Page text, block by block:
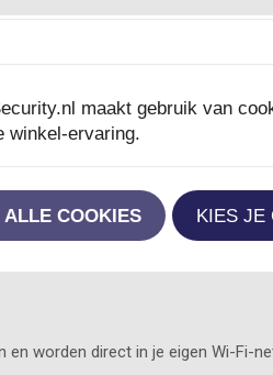
een automatische opname
app. Stel bijvoorbeeld in dat hij
bepaal je wat wel en niet in de
Deze intercomfunctie van
omdat het bijvoorbeeld een
worden direct in je eigen Wi-Fi-
maakt gebruik van
winkel-ervaring.
ALLE COOKIES KIES JE